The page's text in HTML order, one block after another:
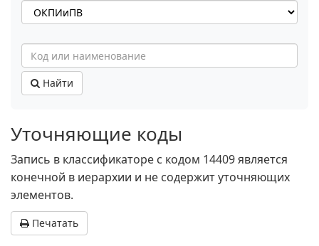
Найти
Уточняющие коды
Запись в классификаторе с кодом 14409 является
конечной в иерархии и не содержит уточняющих
элементов.
Печатать